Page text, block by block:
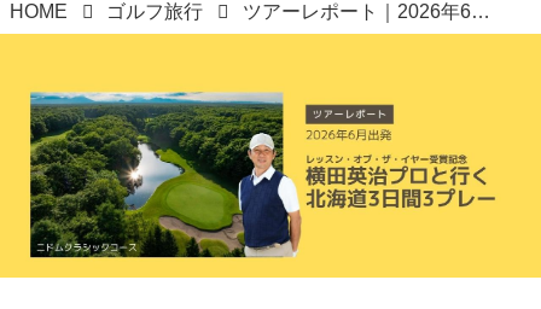
HOME ゴルフ旅行 ツアーレポート｜2026年6月出発｜横田英治プロ レッスン・オブ・ザ・イヤー受賞記念 北海道3日間3プレー